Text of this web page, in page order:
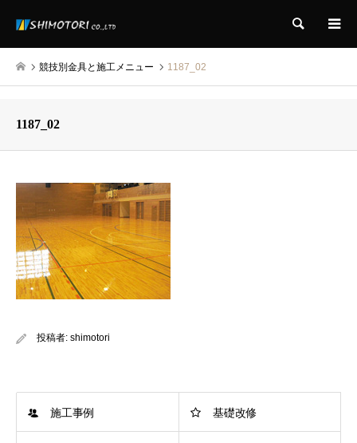
検索
競技別金具と施工メニュー 1187_02
1187_02
投稿者: shimotori
施工事例 基礎改修